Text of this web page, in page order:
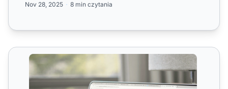
Nov 28, 2025 8 min czytania
Śledzenie za pomocą piksela